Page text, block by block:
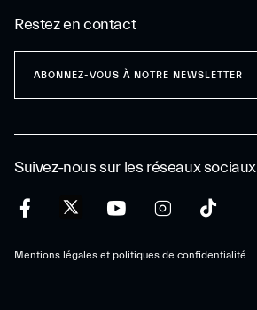
Suivez-nous sur les réseaux sociaux
Mentions légales et politiques de confidentialité
Restez en contact
ABONNEZ-VOUS À NOTRE NEWSLETTER